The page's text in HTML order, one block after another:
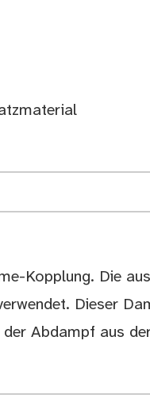
Kopplung. Die
Dieser
Abdampf aus